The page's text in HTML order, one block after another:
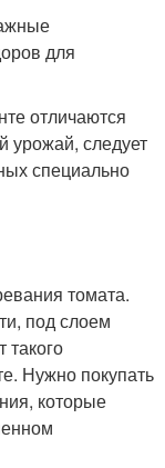
отличаются
урожай, следует
специально
томата.
под слоем
Нужно покупать
которые